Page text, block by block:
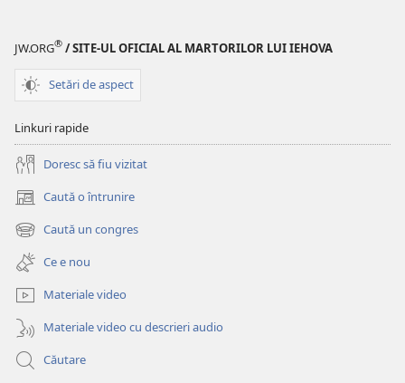
JW.ORG® / SITE-UL OFICIAL AL MARTORILOR LUI IEHOVA
Setări de aspect
Linkuri rapide
Doresc să fiu vizitat
Caută o întrunire
(se
deschide
o
fereastră
nouă)
Caută un congres
(se
deschide
o
fereastră
nouă)
Ce e nou
Materiale video
Materiale video cu descrieri audio
Căutare